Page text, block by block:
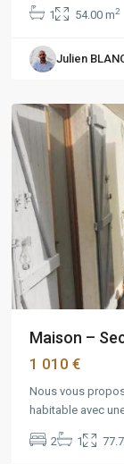
1 54.00 m2
Julien
PACA,
Marseille
Marseille
Maison –
1 010 €
Nous vous
habitable avec
2 1
5